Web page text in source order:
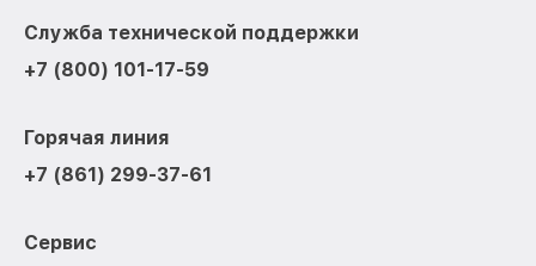
Служба технической поддержки
+7 (800) 101-17-59
Горячая линия
+7 (861) 299-37-61
Сервис